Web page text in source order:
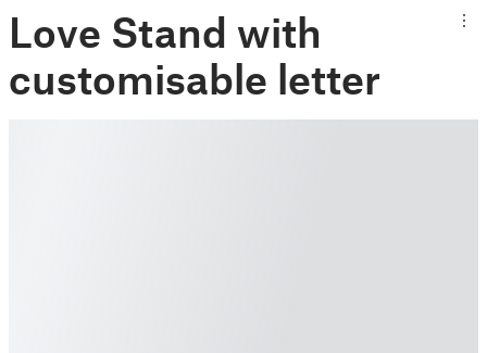
Love Stand with
customisable letter